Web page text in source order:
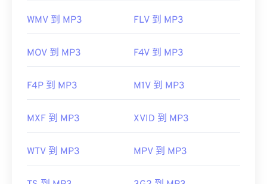
WMV 到 MP3 FLV 到 MP3
MOV 到 MP3 F4V 到 MP3
F4P 到 MP3 M1V 到 MP3
MXF 到 MP3 XVID 到 MP3
WTV 到 MP3 MPV 到 MP3